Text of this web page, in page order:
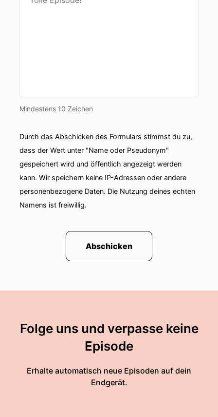
Mindestens 10 Zeichen
Durch das Abschicken des Formulars stimmst du zu,
dass der Wert unter "Name oder Pseudonym"
gespeichert wird und öffentlich angezeigt werden
kann. Wir speichern keine IP-Adressen oder andere
personenbezogene Daten. Die Nutzung deines echten
Namens ist freiwillig.
Abschicken
Folge uns und verpasse keine
Episode
Erhalte automatisch neue Episoden auf dein
Endgerät.